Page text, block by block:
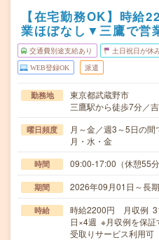
【在宅勤務OK】時給
業ほぼなし▼三鷹で営
交通費別途支給あり 土日祝日が休
WEB登録OK 派遣
勤務地
東京都武蔵野市
三鷹駅から徒歩7分／
曜日頻度
月～金／週3～5日の
月・水・金
時間 09:00-17:00（休憩55
期間 2026年09月01日～長
時給
時給2200円 月収例
日×4週 ※月収例を保
受取りサービス利用可